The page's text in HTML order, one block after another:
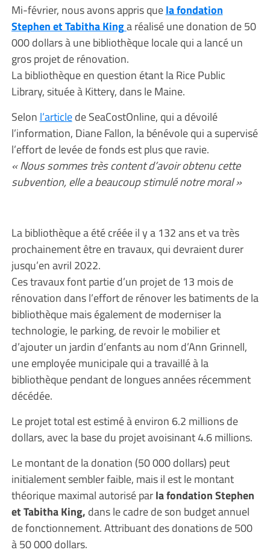
Mi-février, nous avons appris quela fondation
Stephen et Tabitha Kinga réalisé une donation de 50
000 dollars à une bibliothèque locale qui a lancé un
gros projet de rénovation.
La bibliothèque en question étant la Rice Public
Library, située à Kittery, dans le Maine.
Selon l’articlede SeaCostOnline, qui a dévoilé
l’information, Diane Fallon, la bénévole qui a supervisé
l’effort de levée de fonds est plus que ravie.
« Nous sommes très content d’avoir obtenu cette
subvention, elle a beaucoup stimulé notre moral »
La bibliothèque a été créée il y a 132 ans et va très
prochainement être en travaux, qui devraient durer
jusqu’en avril 2022.
Ces travaux font partie d’un projet de 13 mois de
rénovation dans l’effort de rénover les batiments de la
bibliothèque mais également de moderniser la
technologie, le parking, de revoir le mobilier et
d’ajouter un jardin d’enfants au nom d’Ann Grinnell,
une employée municipale qui a travaillé à la
bibliothèque pendant de longues années récemment
décédée.
Le projet total est estimé à environ 6.2 millions de
dollars, avec la base du projet avoisinant 4.6 millions.
Le montant de la donation (50 000 dollars) peut
initialement sembler faible, mais il est le montant
théorique maximal autorisé parla fondation Stephen
et Tabitha King, dans le cadre de son budget annuel
de fonctionnement. Attribuant des donations de 500
à 50 000 dollars.